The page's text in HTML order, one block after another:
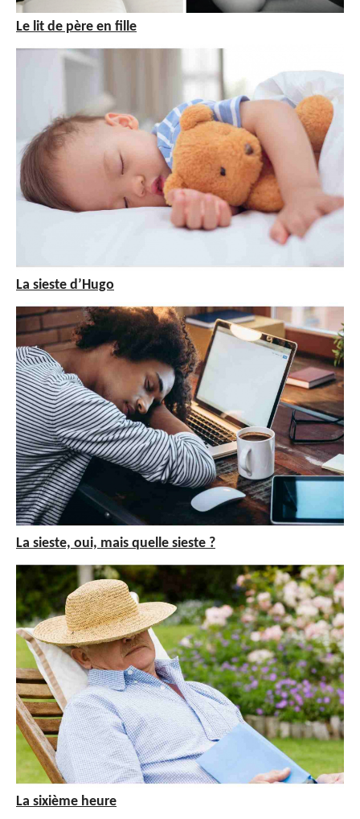
Le lit de père en fille
La sieste d’Hugo
La sieste, oui, mais quelle sieste ?
La sixième heure